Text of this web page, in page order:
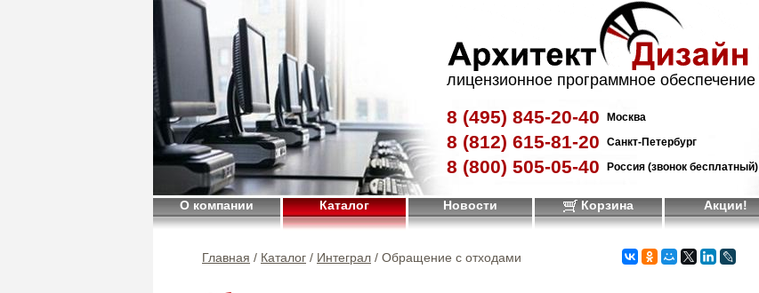
лицензионное программное обеспечение
8 (495) 845-20-40 Москва
8 (812) 615-81-20 Санкт-Петербург
8 (800) 505-05-40 Россия (звонок бесплатный)
О компании Каталог Новости Корзина Акции!
Главная / Каталог / Интеграл / Обращение с отходами